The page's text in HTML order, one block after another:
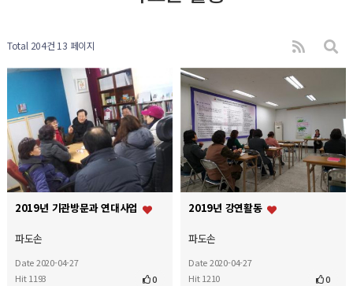
Total 204건 13 페이지
2019년 기관방문과 연대사업
파도손
Date 2020-04-27
Hit 1193
0
2019년 강연활동
파도손
Date 2020-04-27
Hit 1210
0